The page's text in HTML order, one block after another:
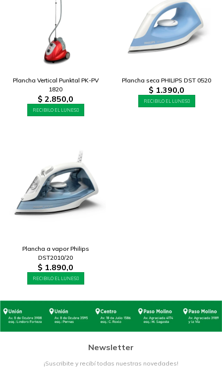
Plancha Vertical Punktal PK-PV
1820
$ 2.850,0
RECIBILO EL LUNES
Plancha seca PHILIPS DST 0520
$ 1.390,0
RECIBILO EL LUNES
Plancha a vapor Philips
DST2010/20
$ 1.890,0
RECIBILO EL LUNES
Newsletter
¡Suscribite y recibí todas nuestras novedades!